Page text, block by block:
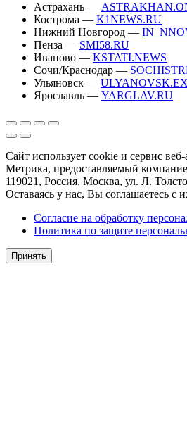
Астрахань —
Кострома — K1NEWS.RU
Нижний Новгород —
Пенза — SMI58.RU
Иваново — KSTATI.NEWS
Сочи/Краснодар —
Ульяновск —
Ярославль — YARGLAV.RU
Сайт использует cookie и сервис
Метрика, предоставляемый
119021, Россия, Москва, ул. Л.
Оставаясь у нас, Вы соглашаетесь с
Согласие на обработку
Политика по защите
Принять